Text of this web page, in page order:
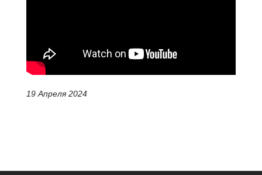
19 Апреля 2024